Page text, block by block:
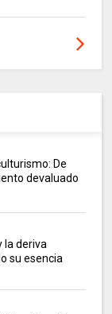
De
devaluado
la deriva
su esencia